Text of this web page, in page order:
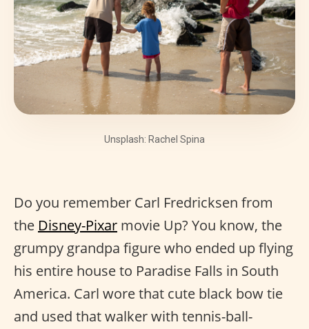
Unsplash: Rachel Spina
Do you remember Carl Fredricksen from
the Disney-Pixar movie Up? You know, the
grumpy grandpa figure who ended up flying
his entire house to Paradise Falls in South
America. Carl wore that cute black bow tie
and used that walker with tennis-ball-